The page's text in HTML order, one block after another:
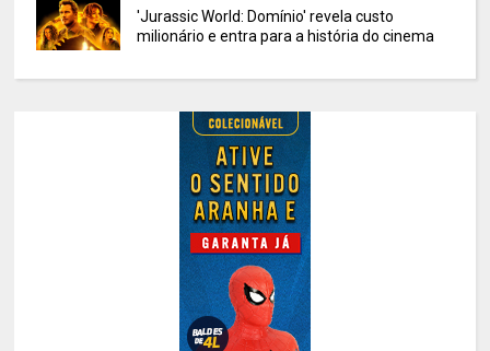
'Jurassic World: Domínio' revela custo
milionário e entra para a história do cinema